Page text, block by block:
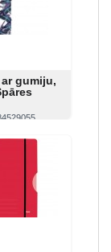
ar gumiju,
Pirkt